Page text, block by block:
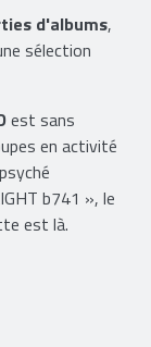
d'albums,
sélection
est sans
en activité
b741 », le
est là.